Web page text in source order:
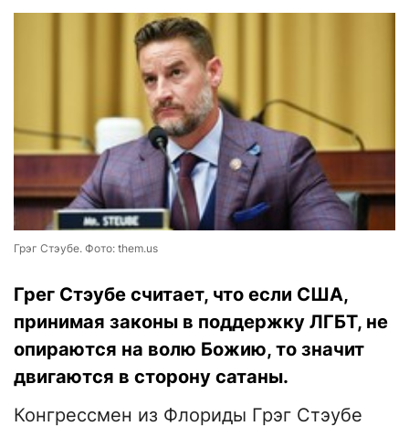
Грэг Стэубе. Фото: them.us
Грег Стэубе считает, что если США,
принимая законы в поддержку ЛГБТ, не
опираются на волю Божию, то значит
двигаются в сторону сатаны.
Конгрессмен из Флориды Грэг Стэубе